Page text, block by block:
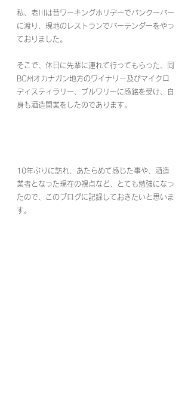
私、老川は昔ワーキングホリデーでバンクーバー
に渡り、現地のレストランでバーテンダーをやっ
ておりました。
そこで、休日に先輩に連れて行ってもらった、同
BC州オカナガン地方のワイナリー及びマイクロ
ディスティラリー、ブルワリーに感銘を受け、自
身も酒造開業をしたのであります。
10年ぶりに訪れ、あたらめて感じた事や、酒造
業者となった現在の視点など、とても勉強になっ
たので、このブログに記録しておきたいと思いま
す。